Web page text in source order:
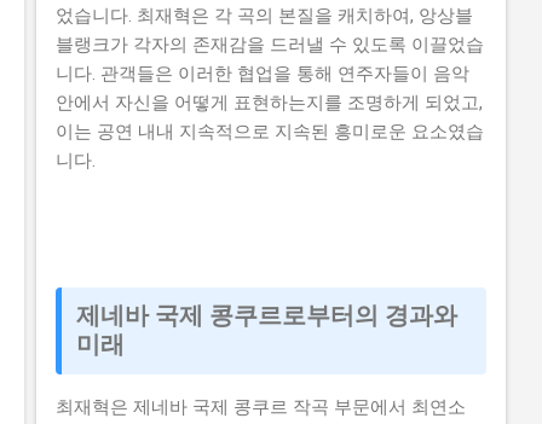
었습니다. 최재혁은 각 곡의 본질을 캐치하여, 앙상블
블랭크가 각자의 존재감을 드러낼 수 있도록 이끌었습
니다. 관객들은 이러한 협업을 통해 연주자들이 음악
안에서 자신을 어떻게 표현하는지를 조명하게 되었고,
이는 공연 내내 지속적으로 지속된 흥미로운 요소였습
니다.
제네바 국제 콩쿠르로부터의 경과와
미래
최재혁은 제네바 국제 콩쿠르 작곡 부문에서 최연소